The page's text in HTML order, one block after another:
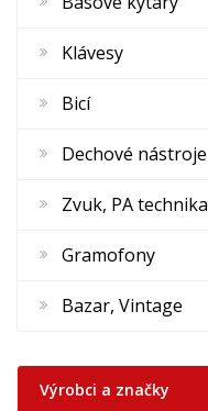
Klávesy
Bicí
Dechové nástroje
Zvuk, PA technika
Gramofony
Bazar, Vintage
Výrobci a značky